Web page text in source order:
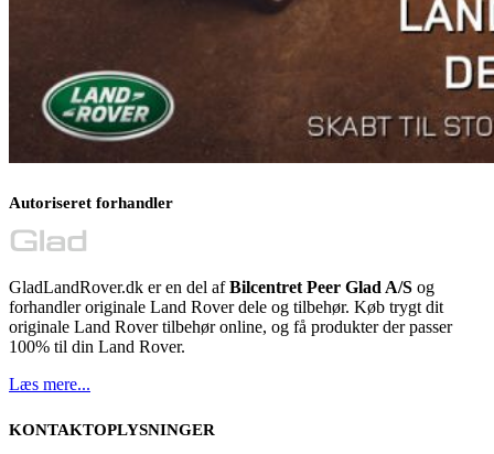
Autoriseret forhandler
GladLandRover.dk er en del afBilcentret Peer Glad A/S og
forhandler originale Land Rover dele og tilbehør. Køb trygt dit
originale Land Rover tilbehør online, og få produkter der passer
100% til din Land Rover.
Læs mere...
KONTAKTOPLYSNINGER